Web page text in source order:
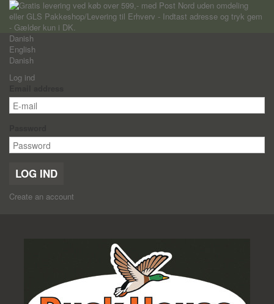
Danish
English
Danish
Log ind
LOG IND
Create an account